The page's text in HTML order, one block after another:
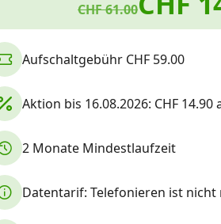
CHF 61.00
Aufschaltgebühr CHF 59.00
Aktion bis 16.08.2026: CHF
2 Monate Mindestlaufzeit
Datentarif: Telefonieren ist nicht